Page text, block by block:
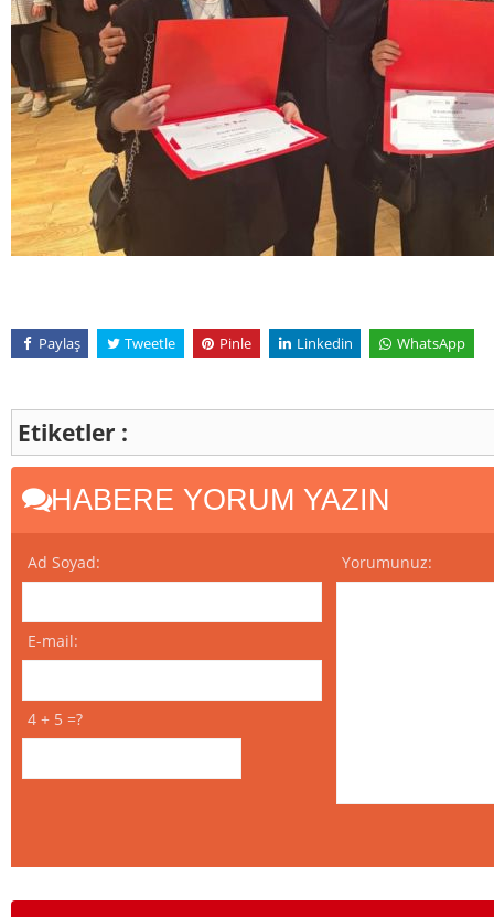
Paylaş Tweetle Pinle Linkedin WhatsApp
Etiketler :
HABERE YORUM YAZIN
Ad Soyad:
E-mail:
4 + 5 =?
Yorumunuz: